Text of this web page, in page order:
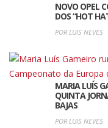
NOVO OPEL
DOS “HOT
POR LUIS NEVES
MARIA LUÍS
QUINTA
BAJAS
POR LUIS NEVES